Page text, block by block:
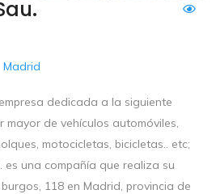
Madrid
dedicada a la siguiente
de vehículos automóviles,
motocicletas, bicicletas.. etc;
es una compañía que realiza su
118 en Madrid, provincia de